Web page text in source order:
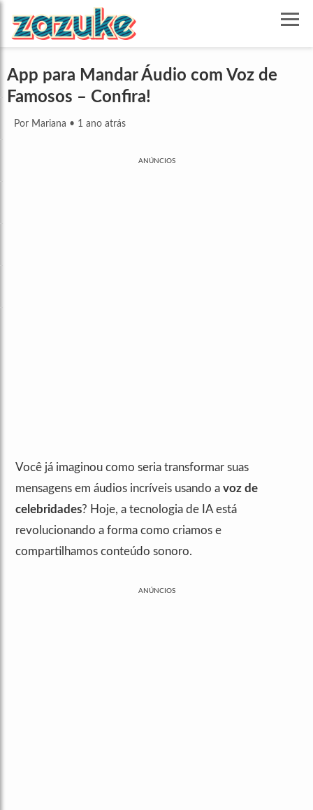
App para Mandar Áudio com Voz de
Famosos – Confira!
Por Mariana • 1 ano atrás
ANÚNCIOS
Você já imaginou como seria transformar suas
mensagens em áudios incríveis usando a voz de
celebridades? Hoje, a tecnologia de IA está
revolucionando a forma como criamos e
compartilhamos conteúdo sonoro.
ANÚNCIOS